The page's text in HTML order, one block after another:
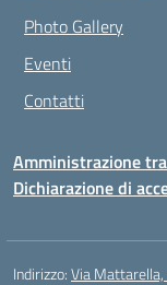
Photo Gallery
Eventi
Contatti
Amministrazione
Dichiarazione di
Indirizzo:Via